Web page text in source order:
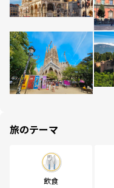
旅のテーマ
飲食